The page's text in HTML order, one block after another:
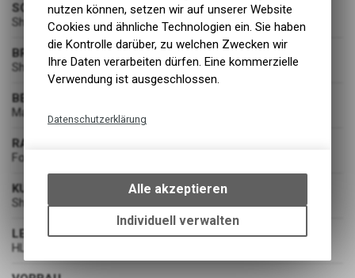
SCHALTUNG
Shimano CUES RD-U6000-SGS, Shadow Type, 11-Speed
BREMSEN
Shimano MT500 180/160
BEREIFUNG
Maxxis Rekon Race, 29x2.4", DUAL, 60PTI
RADSATZ
Formula CL51 / Shimano FH-QC300-HM
KURBELGARNITUR
Shimano CUES FC-U4000-1, 30T
LENKER
HL MTB-AL-312BT, 720mm, black, 12mm rise
nutzen können, setzen wir auf unserer Website
Cookies und ähnliche Technologien ein. Sie haben
die Kontrolle darüber, zu welchen Zwecken wir
Ihre Daten verarbeiten dürfen. Eine kommerzielle
Verwendung ist ausgeschlossen.
Datenschutzerklärung
bestimmte Interaktionen und
Einstellungen auf Ihrem Gerät,
um die grundlegenden
Funktionen unseres Online-
Alle akzeptieren
Individuell verwalten